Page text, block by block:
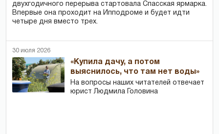
двухгодичного перерыва стартовала Спасская ярмарка.
Впервые она проходит на Ипподроме и будет идти
четыре дня вместо трех.
30 июля 2026
«Купила дачу, а потом
выяснилось, что там нет воды»
На вопросы наших читателей отвечает
юрист Людмила Головина